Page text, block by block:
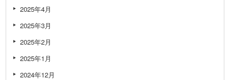
2025年4月
2025年3月
2025年2月
2025年1月
2024年12月